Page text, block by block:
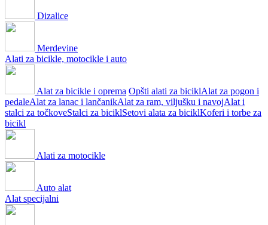
Dizalice
Merdevine
Alati za bicikle, motocikle i auto
Alat za bicikle i oprema Opšti alati za biciklAlat za pogon i
pedaleAlat za lanac i lančanikAlat za ram, viljušku i navojAlat i
stalci za točkoveStalci za biciklSetovi alata za biciklKoferi i torbe za
bicikl
Alati za motocikle
Auto alat
Alat specijalni